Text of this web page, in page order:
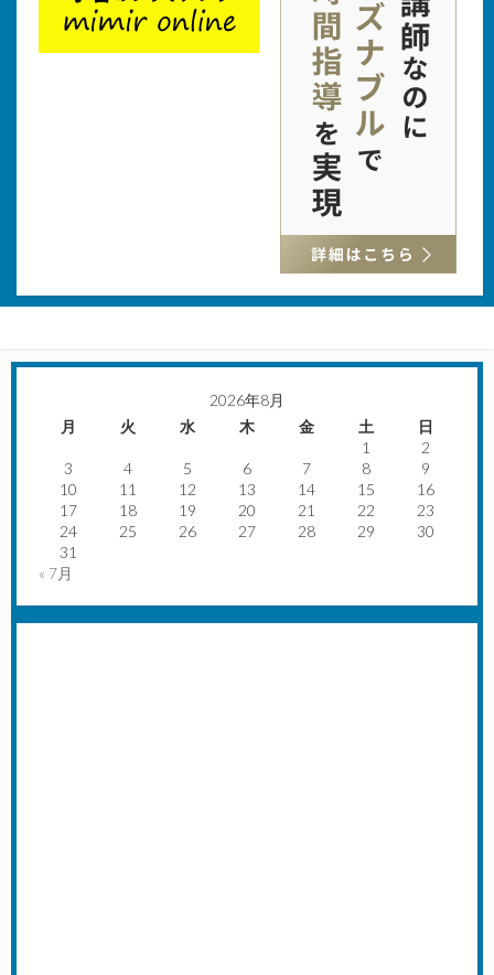
2026年8月
月
火 水 木 金 土
日
1
2
3
4 5 6 7 8
9
10
11 12 13 14 15
16
17
18 19 20 21 22
23
24
25 26 27 28 29
30
31
« 7月